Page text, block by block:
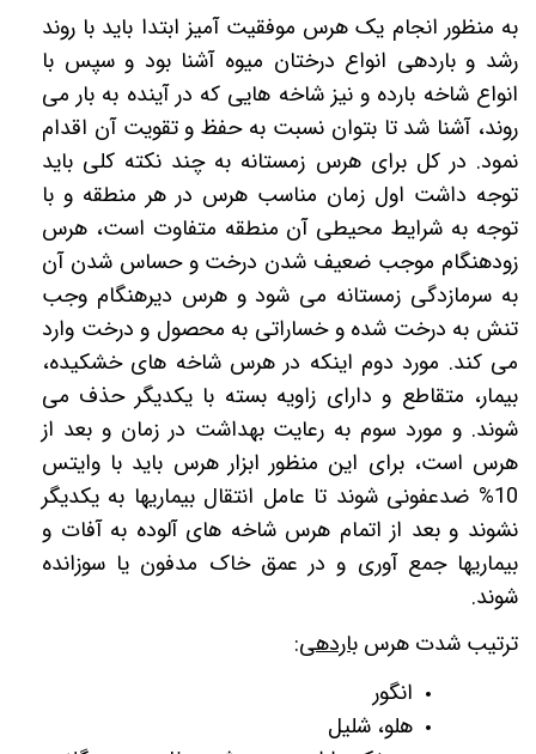
به منظور انجام یک هرس موفقیت آمیز ابتدا باید با روند
رشد و باردهی انواع درختان میوه آشنا بود و سپس با
انواع شاخه بارده و نیز شاخه هایی که در آینده به بار می
روند، آشنا شد تا بتوان نسبت به حفظ و تقویت آن اقدام
نمود. در کل برای هرس زمستانه به چند نکته کلی باید
توجه داشت اول زمان مناسب هرس در هر منطقه و با
توجه به شرایط محیطی آن منطقه متفاوت است، هرس
زودهنگام موجب ضعیف شدن درخت و حساس شدن آن
به سرمازدگی زمستانه می شود و هرس دیرهنگام وجب
تنش به درخت شده و خساراتی به محصول و درخت وارد
می کند. مورد دوم اینکه در هرس شاخه های خشکیده،
بیمار، متقاطع و دارای زاویه بسته با یکدیگر حذف می
شوند. و مورد سوم به رعایت بهداشت در زمان و بعد از
هرس است، برای این منظور ابزار هرس باید با وایتس
10% ضدعفونی شوند تا عامل انتقال بیماریها به یکدیگر
نشوند و بعد از اتمام هرس شاخه های آلوده به آفات و
بیماریها جمع آوری و در عمق خاک مدفون یا سوزانده
شوند.
ترتیب شدت هرس باردهی:
انگور
هلو، شلیل